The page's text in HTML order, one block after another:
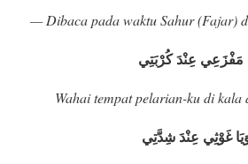
— Dibaca pada waktu Sahur (Fajar)
مَفْزَعِي عِنْدَ كُرْبَتِي
Wahai tempat pelarian-ku di kala
غَوْثِي عِنْدَ شِدَّتِي